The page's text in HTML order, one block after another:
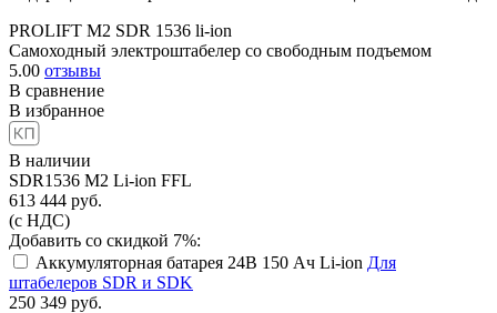
PROLIFT M2 SDR 1536 li-ion
Самоходный электроштабелер со свободным подъемом
5.00 отзывы
В сравнение
В избранное
В наличии
SDR1536 M2 Li-ion FFL
613 444 руб.
(с НДС)
Добавить со скидкой 7%:
Аккумуляторная батарея 24В 150 Ач Li-ion Для
штабелеров SDR и SDK
250 349 руб.